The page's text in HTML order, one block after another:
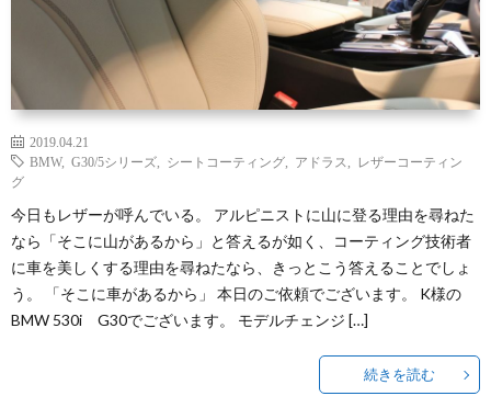
2019.04.21
BMW, G30/5シリーズ シートコーティング アドラス
レザーコーティン
グ
今日もレザーが呼んでいる。 アルピニストに山に登る理由を尋ねた
なら「そこに山があるから」と答えるが如く、コーティング技術者
に車を美しくする理由を尋ねたなら、きっとこう答えることでしょ
う。 「そこに車があるから」 本日のご依頼でございます。 K様の
BMW 530i G30でございます。 モデルチェンジ […]
続きを読む